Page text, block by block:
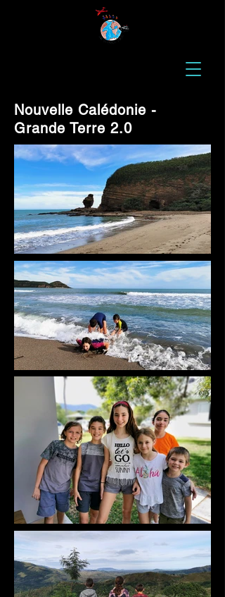
Nouvelle Calédonie -
Grande Terre 2.0